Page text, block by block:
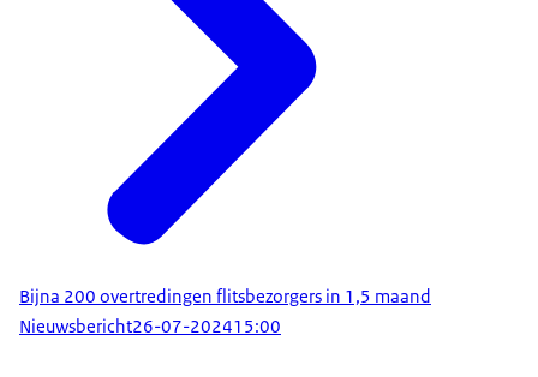
Bijna 200 overtredingen flitsbezorgers in 1,5 maand
Nieuwsbericht26-07-202415:00